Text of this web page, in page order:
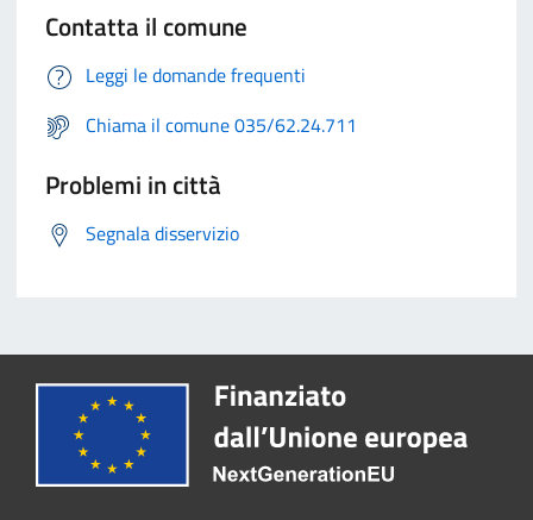
Contatta il comune
Leggi le domande frequenti
Chiama il comune 035/62.24.711
Problemi in città
Segnala disservizio